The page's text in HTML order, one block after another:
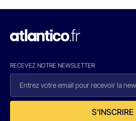
RECEVEZ NOTRE NEWSLETTER
S'INSCRIRE